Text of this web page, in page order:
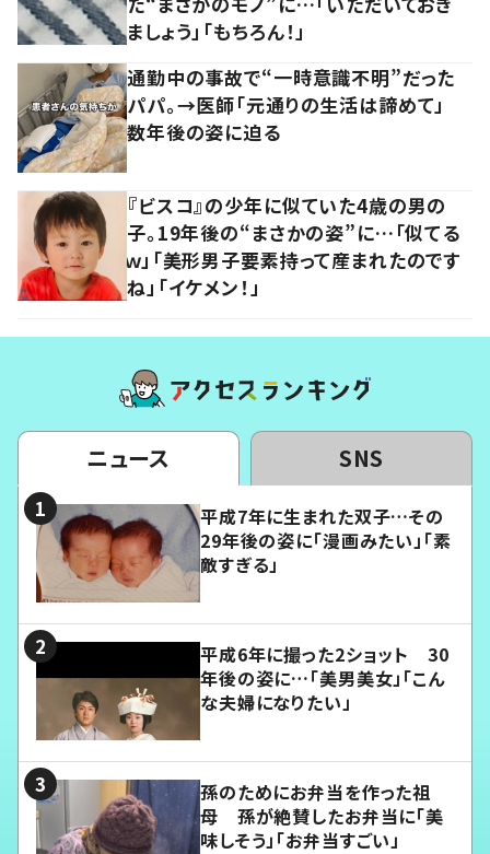
ましょう」「もちろん！」
通勤中の事故で“一時意識不明”だった
パパ。→医師「元通りの生活は諦めて」
数年後の姿に迫る
『ビスコ』の少年に似ていた4歳の男の
子。19年後の“まさかの姿”に…「似てる
ｗ」「美形男子要素持って産まれたのです
ね」「イケメン！」
ニュース SNS
平成7年に生まれた双子…その
29年後の姿に「漫画みたい」「素
敵すぎる」
平成6年に撮った2ショット 30
年後の姿に…「美男美女」「こん
な夫婦になりたい」
孫のためにお弁当を作った祖
母 孫が絶賛したお弁当に「美
味しそう」「お弁当すごい」